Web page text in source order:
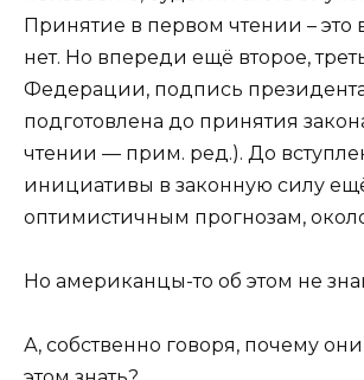
Принятие в первом чтении – это
нет. Но впереди ещё второе,
Федерации, подпись президента
подготовлена до принятия
чтении — прим. ред.). До
инициативы в законную силу
оптимистичным прогнозам,
Но американцы-то об этом не
А, собственно говоря, почему